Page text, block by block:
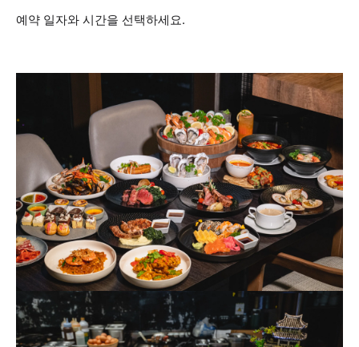
예약 일자와 시간을 선택하세요.